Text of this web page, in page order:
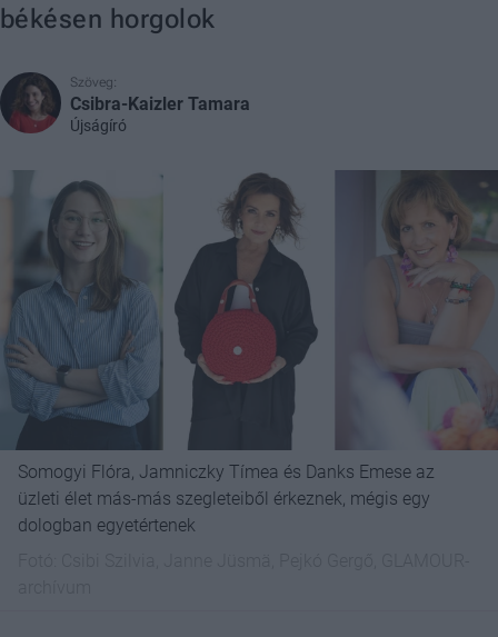
békésen horgolok
Szöveg:
Csibra-Kaizler Tamara
Újságíró
Somogyi Flóra, Jamniczky Tímea és Danks Emese az
üzleti élet más-más szegleteiből érkeznek, mégis egy
dologban egyetértenek